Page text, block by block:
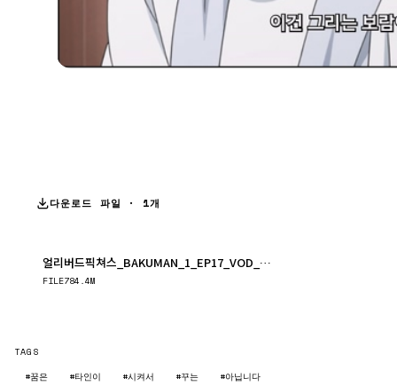
다운로드 파일 · 1개
얼리버드픽쳐스_BAKUMAN_1_EP17_VOD_MASTER.mp4
FILE784.4M
TAGS
#꿈은
#타인이 #시켜서 #꾸는 #아닙니다